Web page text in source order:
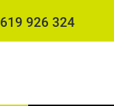
619 926 324